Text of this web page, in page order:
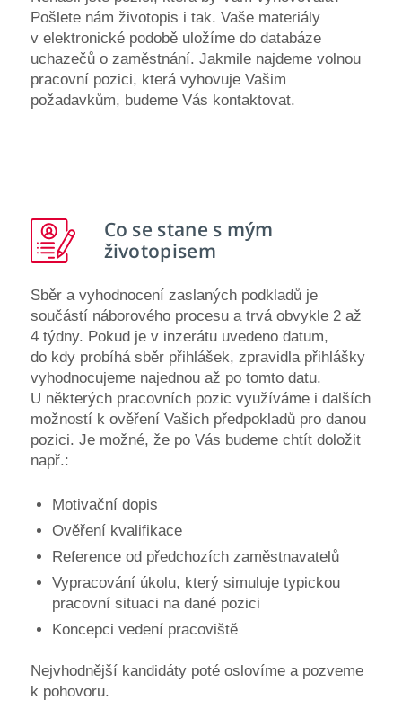
Pošlete nám životopis i tak. Vaše materiály
v elektronické podobě uložíme do databáze
uchazečů o zaměstnání. Jakmile najdeme volnou
pracovní pozici, která vyhovuje Vašim
požadavkům, budeme Vás kontaktovat.
Co se stane s mým
životopisem
Sběr a vyhodnocení zaslaných podkladů je
součástí náborového procesu a trvá obvykle 2 až
4 týdny. Pokud je v inzerátu uvedeno datum,
do kdy probíhá sběr přihlášek, zpravidla přihlášky
vyhodnocujeme najednou až po tomto datu.
U některých pracovních pozic využíváme i dalších
možností k ověření Vašich předpokladů pro danou
pozici. Je možné, že po Vás budeme chtít doložit
např.:
Motivační dopis
Ověření kvalifikace
Reference od předchozích zaměstnavatelů
Vypracování úkolu, který simuluje typickou
pracovní situaci na dané pozici
Koncepci vedení pracoviště
Nejvhodnější kandidáty poté oslovíme a pozveme
k pohovoru.